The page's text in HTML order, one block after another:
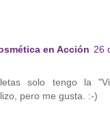
en Acción 26
solo tengo la
pero me gusta. :-)